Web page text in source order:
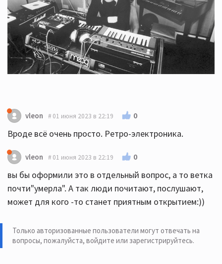
vleon 01 июня 2023 в 22:19 0
Вроде всё очень просто. Ретро-электроника.
vleon 01 июня 2023 в 22:19 0
вы бы оформили это в отдельный вопрос, а то ветка
почти"умерла". А так люди почитают, послушают,
может для кого -то станет приятным открытием:))
Только авторизованные пользователи могут отвечать на
вопросы, пожалуйста, войдите или зарегистрируйтесь.